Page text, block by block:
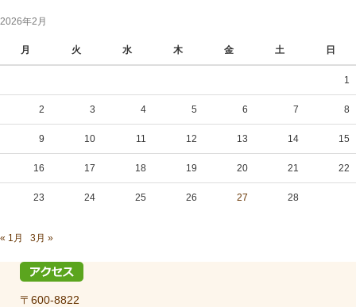
2026年2月
月 火 水 木 金 土 日
1
2 3 4 5 6 7 8
9 10 11 12 13 14 15
16 17 18 19 20 21 22
23 24 25 26 27 28
« 1月 3月 »
〒600-8822